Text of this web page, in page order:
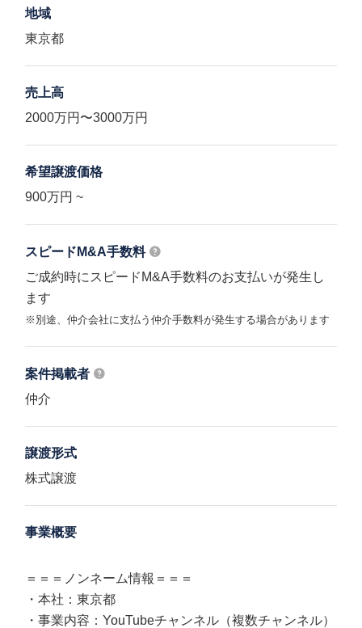
地域
東京都
売上高
2000万円〜3000万円
希望譲渡価格
900万円 ~
スピードM&A手数料
ご成約時にスピードM&A手数料のお支払いが発生し
ます
※別途、仲介会社に支払う仲介手数料が発生する場合があります
案件掲載者
仲介
譲渡形式
株式譲渡
事業概要
＝＝＝ノンネーム情報＝＝＝
・本社：東京都
・事業内容：YouTubeチャンネル（複数チャンネル）